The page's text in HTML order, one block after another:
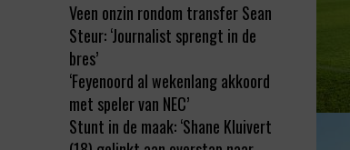
Veen onzin rondom transfer Sean
Steur: ‘Journalist sprengt in de
bres’
‘Feyenoord al wekenlang akkoord
met speler van NEC’
Stunt in de maak: ‘Shane Kluivert